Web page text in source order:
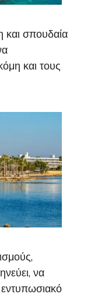
και σπουδαία
και τους
να
εντυπωσιακό